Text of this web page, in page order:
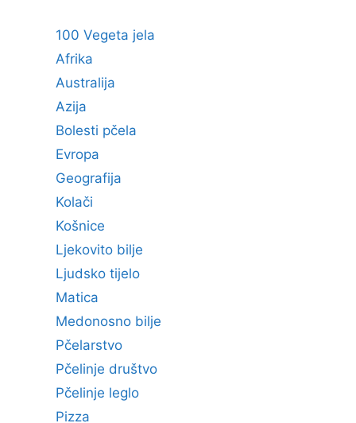
100 Vegeta jela
Afrika
Australija
Azija
Bolesti pčela
Evropa
Geografija
Kolači
Košnice
Ljekovito bilje
Ljudsko tijelo
Matica
Medonosno bilje
Pčelarstvo
Pčelinje društvo
Pčelinje leglo
Pizza